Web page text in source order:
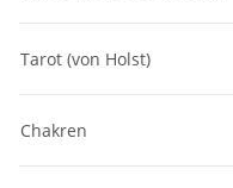
Tarot (von Holst)
Chakren